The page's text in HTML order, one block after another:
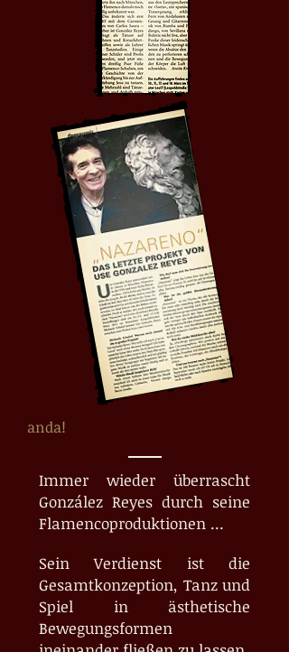
anda!
Immer wieder überrascht
González Reyes durch seine
Flamencoproduktionen ...
Sein Verdienst ist die
Gesamtkonzeption, Tanz und
Spiel in ästhetische
Bewegungsformen